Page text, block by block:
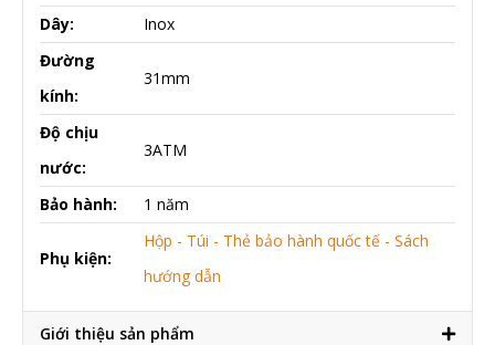
Dây:
Inox
Đường
kính:
31mm
Độ chịu
nước:
3ATM
Bảo hành: 1 năm
Phụ kiện:
Hộp - Túi - Thẻ bảo hành quốc tế - Sách
hướng dẫn
Giới thiệu sản phẩm